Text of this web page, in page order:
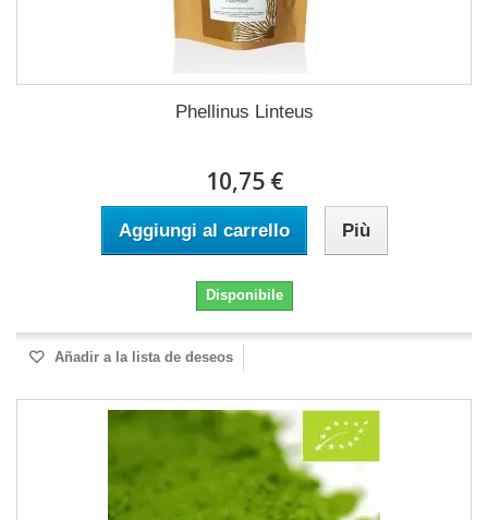
Phellinus Linteus
10,75 €
Aggiungi al carrello Più
Disponibile
Añadir a la lista de deseos